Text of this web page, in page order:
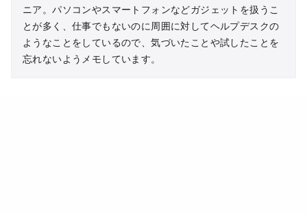
ニア。パソコンやスマートフォンなどガジェットを扱うこ
とが多く、仕事でもないのに周囲に対してヘルプデスクの
ようなことをしているので、気づいたことや試したことを
忘れないようメモしています。